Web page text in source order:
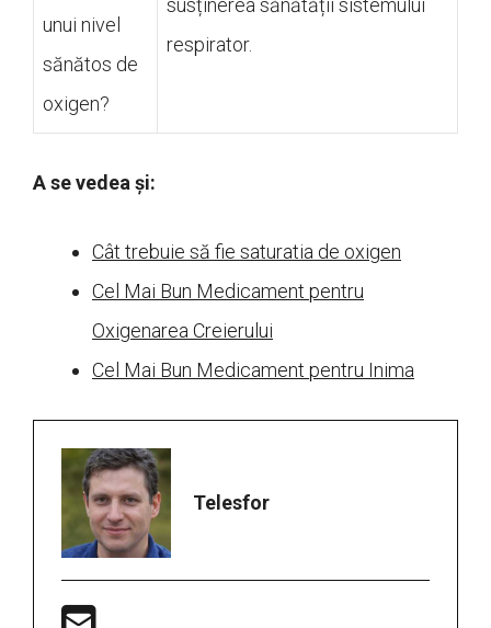
unui nivel
sănătos de
oxigen?
susținerea sănătății sistemului
respirator.
A se vedea și:
Cât trebuie să fie saturatia de oxigen
Cel Mai Bun Medicament pentru
Oxigenarea Creierului
Cel Mai Bun Medicament pentru Inima
Telesfor